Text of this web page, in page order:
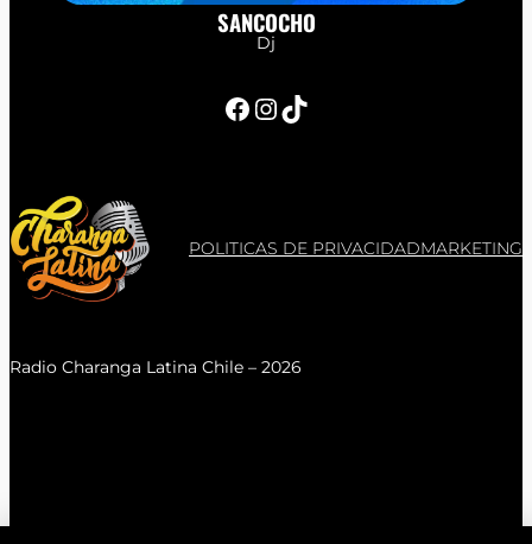
SANCOCHO
Dj
Facebook InstagramTikTok
POLITICAS DE PRIVACIDADMARKETING
Radio Charanga Latina Chile – 2026